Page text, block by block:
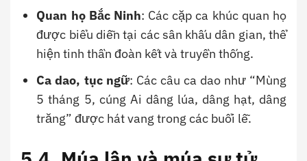
Quan họ Bắc Ninh: Các cặp ca khúc quan họ
được biểu diễn tại các sân khấu dân gian, thể
hiện tinh thần đoàn kết và truyền thống.
Ca dao, tục ngữ: Các câu ca dao như “Mùng
5 tháng 5, cúng Ai dâng lúa, dâng hạt, dâng
trăng” được hát vang trong các buổi lễ.